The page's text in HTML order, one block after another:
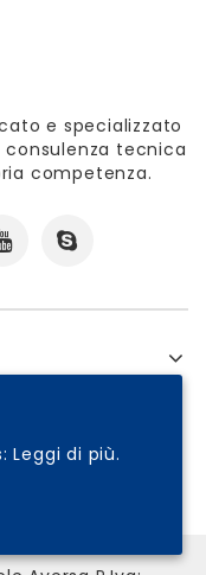
e specializzato
tecnica
competenza.
Leggi di più.